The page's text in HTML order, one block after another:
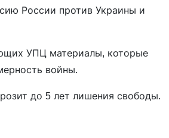
России против Украины и
УПЦ материалы, которые
войны.
до 5 лет лишения свободы.